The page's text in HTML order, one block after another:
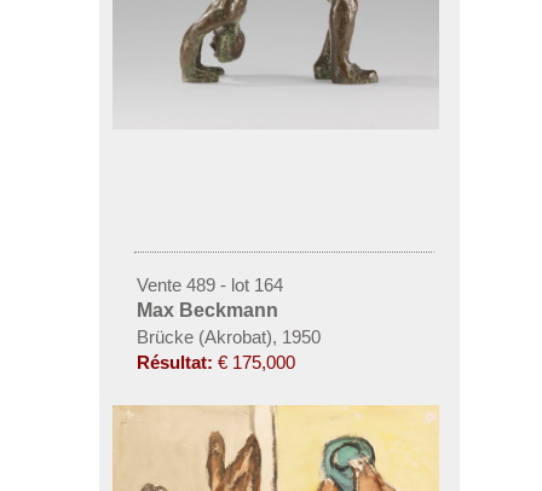
Vente 489 - lot 164
Max Beckmann
Brücke (Akrobat), 1950
Résultat: € 175,000